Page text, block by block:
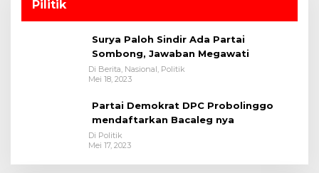
Pilitik
Surya Paloh Sindir Ada Partai
Sombong, Jawaban Megawati
Di Berita, Nasional, Politik
Mei 18, 2023
Partai Demokrat DPC Probolinggo
mendaftarkan Bacaleg nya
Di Politik
Mei 17, 2023